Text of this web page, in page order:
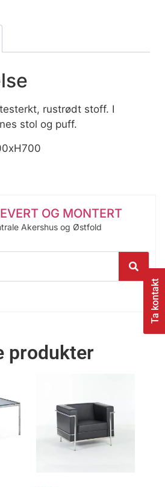
Ta kontakt
rustrødt stoff. I
stol og puff.
OG MONTERT
Akershus og Østfold
produkter